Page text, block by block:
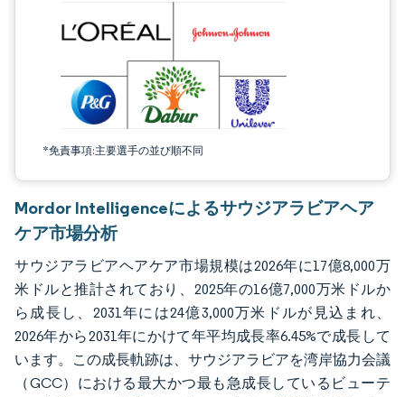
*免責事項:主要選手の並び順不同
Mordor Intelligenceによるサウジアラビアヘア
ケア市場分析
サウジアラビアヘアケア市場規模は2026年に17億8,000万
米ドルと推計されており、2025年の16億7,000万米ドルか
ら成長し、2031年には24億3,000万米ドルが見込まれ、
2026年から2031年にかけて年平均成長率6.45%で成長して
います。この成長軌跡は、サウジアラビアを湾岸協力会議
（GCC）における最大かつ最も急成長しているビューテ